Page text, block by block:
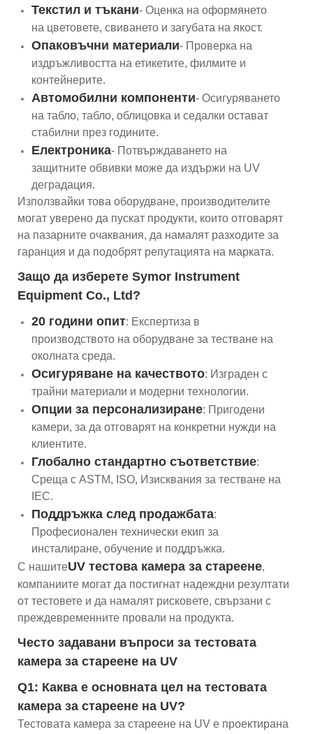
Текстил и тъкани- Оценка на оформянето
на цветовете, свиването и загубата на якост.
Опаковъчни материали- Проверка на
издръжливостта на етикетите, филмите и
контейнерите.
Автомобилни компоненти- Осигуряването
на табло, табло, облицовка и седалки остават
стабилни през годините.
Електроника- Потвърждаването на
защитните обвивки може да издържи на UV
деградация.
Използвайки това оборудване, производителите
могат уверено да пускат продукти, които отговарят
на пазарните очаквания, да намалят разходите за
гаранция и да подобрят репутацията на марката.
Защо да изберете Symor Instrument
Equipment Co., Ltd?
20 години опит: Експертиза в
производството на оборудване за тестване на
околната среда.
Осигуряване на качеството: Изграден с
трайни материали и модерни технологии.
Опции за персонализиране: Пригодени
камери, за да отговарят на конкретни нужди на
клиентите.
Глобално стандартно съответствие:
Среща с ASTM, ISO, Изисквания за тестване на
IEC.
Поддръжка след продажбата:
Професионален технически екип за
инсталиране, обучение и поддръжка.
С нашитеUV тестова камера за стареене,
компаниите могат да постигнат надеждни резултати
от тестовете и да намалят рисковете, свързани с
преждевременните провали на продукта.
Често задавани въпроси за тестовата
камера за стареене на UV
Q1: Каква е основната цел на тестовата
камера за стареене на UV?
Тестовата камера за стареене на UV е проектирана